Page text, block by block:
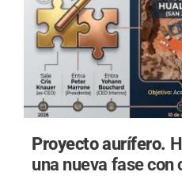
Proyecto aurífero.
una nueva fase con